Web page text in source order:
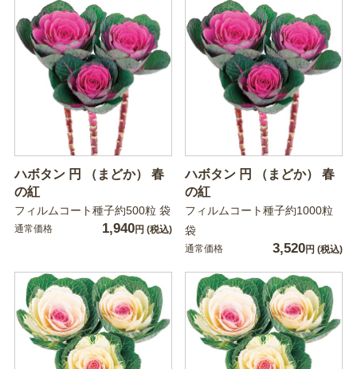
ハボタン 円 （まどか） 春
の紅
フィルムコート種子約500粒 袋
通常価格 1,940円 (税込)
ハボタン 円 （まどか） 春
の紅
フィルムコート種子約1000粒
袋
通常価格 3,520円 (税込)